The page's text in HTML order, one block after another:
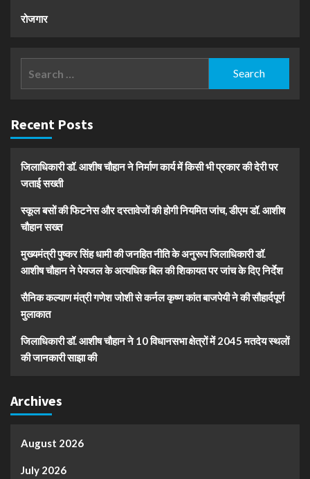
रोजगार
Recent Posts
जिलाधिकारी डॉ. आशीष चौहान ने निर्माण कार्य में किसी भी प्रकार की देरी पर
जताई सख्ती
स्कूल बसों की फिटनेस और दस्तावेजों की होगी नियमित जांच, डीएम डॉ. आशीष
चौहान सख्त
मुख्यमंत्री पुष्कर सिंह धामी की जनहित नीति के अनुरूप जिलाधिकारी डॉ.
आशीष चौहान ने पेयजल के अत्यधिक बिल की शिकायत पर जांच के दिए निर्देश
सैनिक कल्याण मंत्री गणेश जोशी से कर्नल कृष्ण कांत बाजपेयी ने की सौहार्दपूर्ण
मुलाकात
जिलाधिकारी डॉ. आशीष चौहान ने 10 विधानसभा क्षेत्रों में 2045 मतदेय स्थलों
की जानकारी साझा की
Archives
August 2026
July 2026